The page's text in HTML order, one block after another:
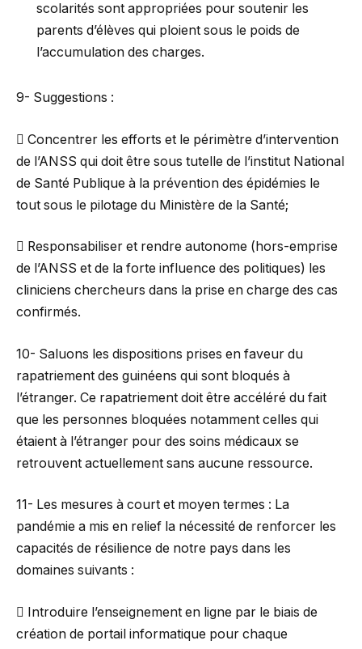
scolarités sont appropriées pour soutenir les
parents d’élèves qui ploient sous le poids de
l’accumulation des charges.
9- Suggestions :
 Concentrer les efforts et le périmètre d’intervention
de l’ANSS qui doit être sous tutelle de l’institut National
de Santé Publique à la prévention des épidémies le
tout sous le pilotage du Ministère de la Santé;
 Responsabiliser et rendre autonome (hors-emprise
de l’ANSS et de la forte influence des politiques) les
cliniciens chercheurs dans la prise en charge des cas
confirmés.
10- Saluons les dispositions prises en faveur du
rapatriement des guinéens qui sont bloqués à
l’étranger. Ce rapatriement doit être accéléré du fait
que les personnes bloquées notamment celles qui
étaient à l’étranger pour des soins médicaux se
retrouvent actuellement sans aucune ressource.
11- Les mesures à court et moyen termes : La
pandémie a mis en relief la nécessité de renforcer les
capacités de résilience de notre pays dans les
domaines suivants :
 Introduire l’enseignement en ligne par le biais de
création de portail informatique pour chaque